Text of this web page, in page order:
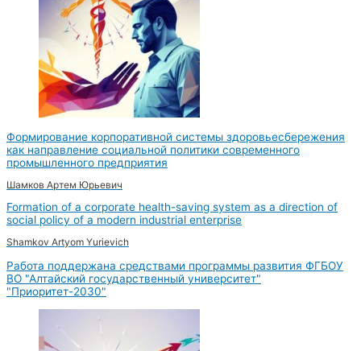
Формирование корпоративной системы здоровьесбережения
как направление социальной политики современного
промышленного предприятия
Шамков Артем Юрьевич
Formation of a corporate health-saving system as a direction of
social policy of a modern industrial enterprise
Shamkov Artyom Yurievich
Работа поддержана средствами программы развития ФГБОУ
ВО "Алтайский государственный университет"
"Приоритет-2030"